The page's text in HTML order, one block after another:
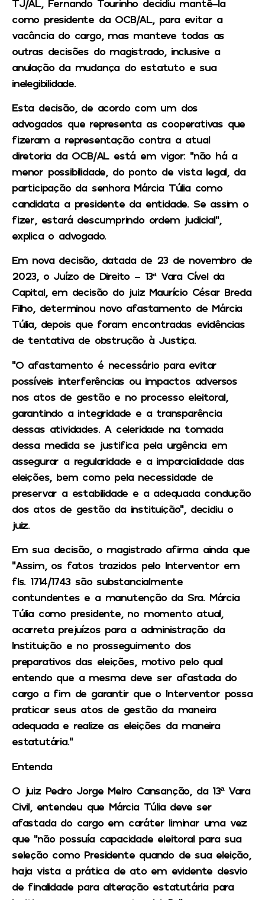
TJ/AL, Fernando Tourinho decidiu mantê-la
como presidente da OCB/AL, para evitar a
vacância do cargo, mas manteve todas as
outras decisões do magistrado, inclusive a
anulação da mudança do estatuto e sua
inelegibilidade.
Esta decisão, de acordo com um dos
advogados que representa as cooperativas que
fizeram a representação contra a atual
diretoria da OCB/AL está em vigor: “não há a
menor possibilidade, do ponto de vista legal, da
participação da senhora Márcia Túlia como
candidata a presidente da entidade. Se assim o
fizer, estará descumprindo ordem judicial”,
explica o advogado.
Em nova decisão, datada de 23 de novembro de
2023, o Juízo de Direito – 13ª Vara Cível da
Capital, em decisão do juiz Maurício César Breda
Filho, determinou novo afastamento de Márcia
Túlia, depois que foram encontradas evidências
de tentativa de obstrução à Justiça.
“O afastamento é necessário para evitar
possíveis interferências ou impactos adversos
nos atos de gestão e no processo eleitoral,
garantindo a integridade e a transparência
dessas atividades. A celeridade na tomada
dessa medida se justifica pela urgência em
assegurar a regularidade e a imparcialidade das
eleições, bem como pela necessidade de
preservar a estabilidade e a adequada condução
dos atos de gestão da instituição”, decidiu o
juiz.
Em sua decisão, o magistrado afirma ainda que
“Assim, os fatos trazidos pelo Interventor em
fls. 1714/1743 são substancialmente
contundentes e a manutenção da Sra. Márcia
Túlia como presidente, no momento atual,
acarreta prejuízos para a administração da
Instituição e no prosseguimento dos
preparativos das eleições, motivo pelo qual
entendo que a mesma deve ser afastada do
cargo a fim de garantir que o Interventor possa
praticar seus atos de gestão da maneira
adequada e realize as eleições da maneira
estatutária.”
Entenda
O juiz Pedro Jorge Melro Cansanção, da 13ª Vara
Civil, entendeu que Márcia Túlia deve ser
afastada do cargo em caráter liminar uma vez
que “não possuía capacidade eleitoral para sua
seleção como Presidente quando de sua eleição,
haja vista a prática de ato em evidente desvio
de finalidade para alteração estatutária para